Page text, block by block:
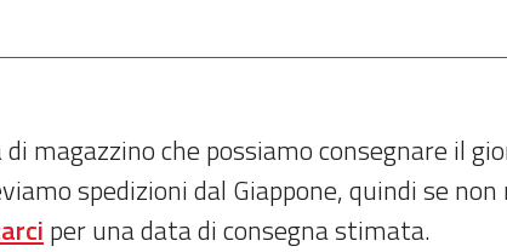
magazzino che possiamo consegnare il
spedizioni dal Giappone, quindi se
per una data di consegna stimata.